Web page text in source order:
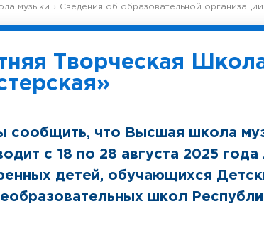
музыки Сведения об образовательной организации
Творческая
сообщить, что Высшая школа
с 18 по 28 августа 2025
детей, обучающихся
школ